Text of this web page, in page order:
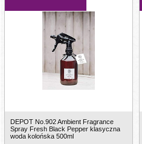
DEPOT No.902 Ambient Fragrance
Spray Fresh Black Pepper klasyczna
woda kolońska 500ml